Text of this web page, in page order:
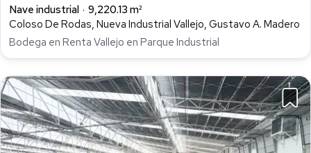
Nave industrial
9,220.13 m²
Coloso De Rodas, Nueva Industrial Vallejo, Gustavo A. Madero
Bodega en Renta Vallejo en Parque Industrial